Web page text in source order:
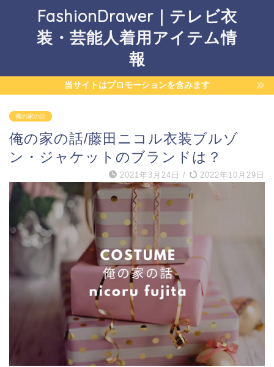
FashionDrawer｜テレビ衣
装・芸能人着用アイテム情
報
当サイトはプロモーションを含みます
俺の家の話
俺の家の話/藤田ニコル衣装ブルゾ
ン・ジャケットのブランドは？
2021年3月24日 / 2022年10月29日